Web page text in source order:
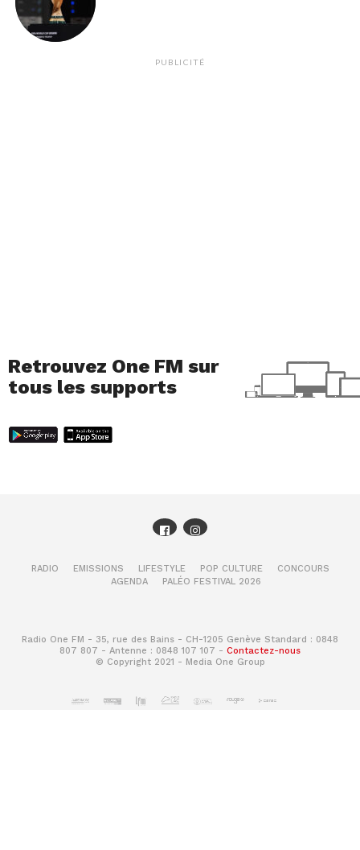
PUBLICITÉ
Retrouvez One FM sur
tous les supports
RADIO EMISSIONS LIFESTYLE POP CULTURE
CONCOURS
AGENDA
PALÉO FESTIVAL 2026
Radio One FM - 35, rue des Bains - CH-1205 Genève Standard : 0848
807 807 - Antenne : 0848 107 107 - Contactez-nous
© Copyright 2021 - Media One Group